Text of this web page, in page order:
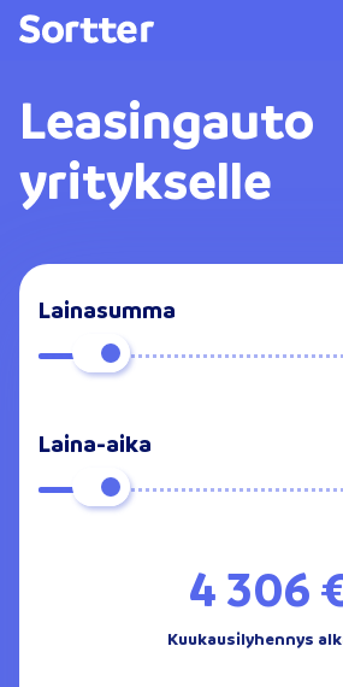
Leasingauto
yritykselle
Lainasumma
Laina-aika
4 306
Kuukausilyhennys